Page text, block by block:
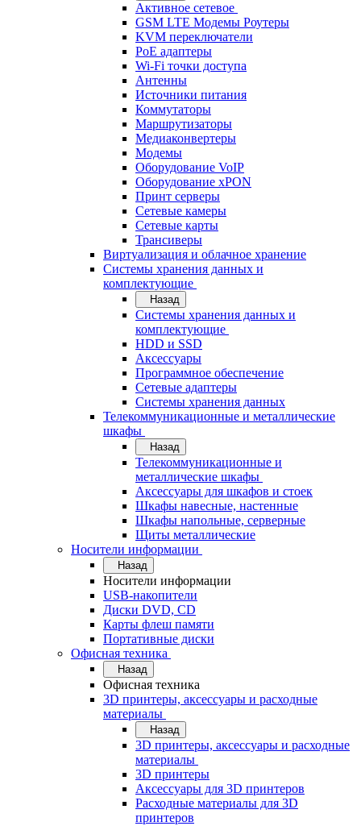
Активное сетевое
GSM LTE Модемы Роутеры
KVM переключатели
PoE адаптеры
Wi-Fi точки доступа
Антенны
Источники питания
Коммутаторы
Маршрутизаторы
Медиаконвертеры
Модемы
Оборудование VoIP
Оборудование xPON
Принт серверы
Сетевые камеры
Сетевые карты
Трансиверы
Виртуализация и облачное хранение
Системы хранения данных и
комплектующие
Назад
Системы хранения данных и
комплектующие
HDD и SSD
Аксессуары
Программное обеспечение
Сетевые адаптеры
Системы хранения данных
Телекоммуникационные и металлические
шкафы
Назад
Телекоммуникационные и
металлические шкафы
Аксессуары для шкафов и стоек
Шкафы навесные, настенные
Шкафы напольные, серверные
Щиты металлические
Носители информации
Назад
Носители информации
USB-накопители
Диски DVD, CD
Карты флеш памяти
Портативные диски
Офисная техника
Назад
Офисная техника
3D принтеры, аксессуары и расходные
материалы
Назад
3D принтеры, аксессуары и расходные
материалы
3D принтеры
Аксессуары для 3D принтеров
Расходные материалы для 3D
принтеров